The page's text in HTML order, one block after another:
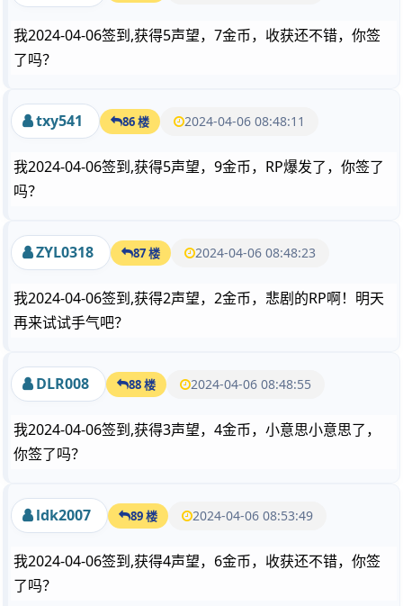
我2024-04-06签到,获得5声望，7金币，收获还不错，你签
了吗？
txy541 86 楼 2024-04-06 08:48:11
我2024-04-06签到,获得5声望，9金币，RP爆发了，你签了
吗？
ZYL0318 87 楼 2024-04-06 08:48:23
我2024-04-06签到,获得2声望，2金币，悲剧的RP啊！明天
再来试试手气吧？
DLR008 88 楼 2024-04-06 08:48:55
我2024-04-06签到,获得3声望，4金币，小意思小意思了，
你签了吗？
ldk2007 89 楼 2024-04-06 08:53:49
我2024-04-06签到,获得4声望，6金币，收获还不错，你签
了吗？